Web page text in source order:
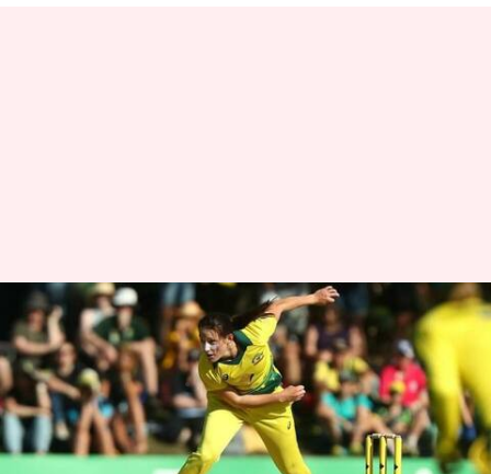
టీ20ల్లో ఆస్ట్రేలియా క్రీడాకారిణి మేగాన్
షట్ అద్భుత రికార్డు
వ్రాసిన వారు Jayachandra Akuri Jan 24, 2023 03:44 pm
ఈ వార్తాకథనం ఏంటి